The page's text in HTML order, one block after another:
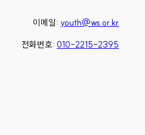
이메일: youth@ws.or.kr
전화번호: 010-2215-2395